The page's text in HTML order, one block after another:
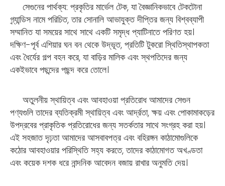
সেগুনের পার্থক্য: প্রকৃতির মার্ভেল টেক, যা বৈজ্ঞানিকভাবে টেকটোনা
গ্র্যান্ডিস নামে পরিচিত, তার সোনালি আভাযুক্ত দীপ্তির জন্য বিশ্বব্যাপী
সম্মানিত যা সময়ের সাথে সাথে একটি সমৃদ্ধ প্যাটিনাতে পরিণত হয়।
দক্ষিণ-পূর্ব এশিয়ার ঘন বন থেকে উদ্ভূত, প্রতিটি টুকরো স্থিতিস্থাপকতা
এবং ধৈর্যের গল্প বহন করে, যা বাড়ির মালিক এবং স্থপতিদের জন্য
একইভাবে পছন্দের পছন্দ করে তোলে।
অতুলনীয় স্থায়িত্ব এবং আবহাওয়া প্রতিরোধ আমাদের সেগুন
পণ্যগুলি তাদের ব্যতিক্রমী স্থায়িত্ব এবং আর্দ্রতা, ক্ষয় এবং পোকামাকড়ের
উপদ্রবের প্রাকৃতিক প্রতিরোধের জন্য সতর্কতার সাথে সংগ্রহ করা হয়।
এই সহজাত দৃঢ়তা আমাদের আসবাবপত্র এবং বহিরঙ্গন কাঠামোগুলিকে
কঠোর আবহাওয়ার পরিস্থিতি সহ্য করতে, তাদের কাঠামোগত অখণ্ডতা
এবং কয়েক দশক ধরে নান্দনিক আবেদন বজায় রাখার অনুমতি দেয়।